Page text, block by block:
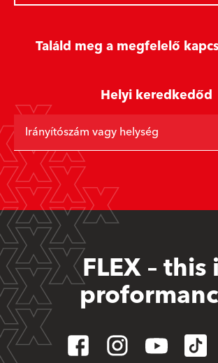
Találd meg a megfelelő
Helyi keredkedőd
Irányítószám vagy helység
FLEX – this